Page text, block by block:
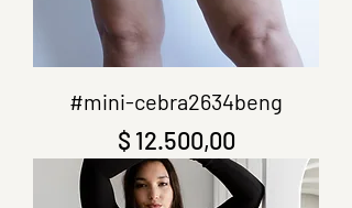
#mini-cebra2634beng
Precio
$ 12.500,00